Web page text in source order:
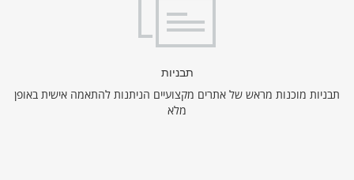
תבניות
תבניות מוכנות מראש של אתרים מקצועיים הניתנות להתאמה אישית באופן
מלא